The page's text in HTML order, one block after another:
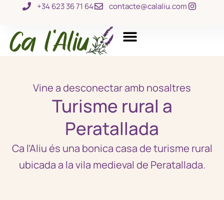
+34 623 36 71 64 contacte@calaliu.com
Vine a desconectar amb nosaltres
Turisme rural a
Peratallada​
Ca l’Aliu és una bonica casa de turisme rural
ubicada a la vila medieval de Peratallada.